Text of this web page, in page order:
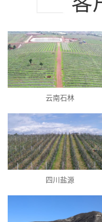
云南石林
四川盐源